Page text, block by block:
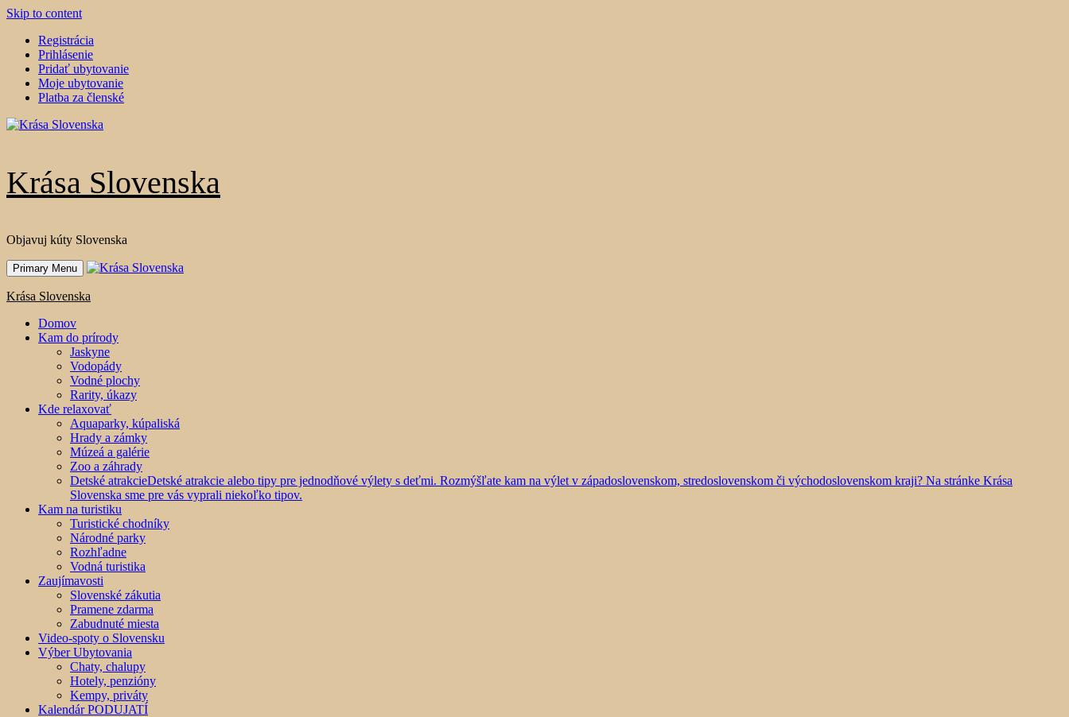
Skip to content
Registrácia
Prihlásenie
Pridať ubytovanie
Moje ubytovanie
Platba za členské
Krása Slovenska
Objavuj kúty Slovenska
Primary Menu
Krása Slovenska
Domov
Kam do prírody
Jaskyne
Vodopády
Vodné plochy
Rarity, úkazy
Kde relaxovať
Aquaparky, kúpaliská
Hrady a zámky
Múzeá a galérie
Zoo a záhrady
Detské atrakcieDetské atrakcie alebo tipy pre jednodňové výlety s deťmi. Rozmýšľate kam na výlet v západoslovenskom, stredoslovenskom či východoslovenskom kraji? Na stránke Krása
Slovenska sme pre vás vyprali niekoľko tipov.
Kam na turistiku
Turistické chodníky
Národné parky
Rozhľadne
Vodná turistika
Zaujímavosti
Slovenské zákutia
Pramene zdarma
Zabudnuté miesta
Video-spoty o Slovensku
Výber Ubytovania
Chaty, chalupy
Hotely, penzióny
Kempy, priváty
Kalendár PODUJATÍ